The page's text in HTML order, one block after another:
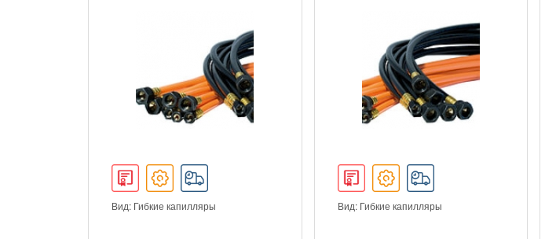
Вид: Гибкие капилляры Вид: Гибкие капилляры